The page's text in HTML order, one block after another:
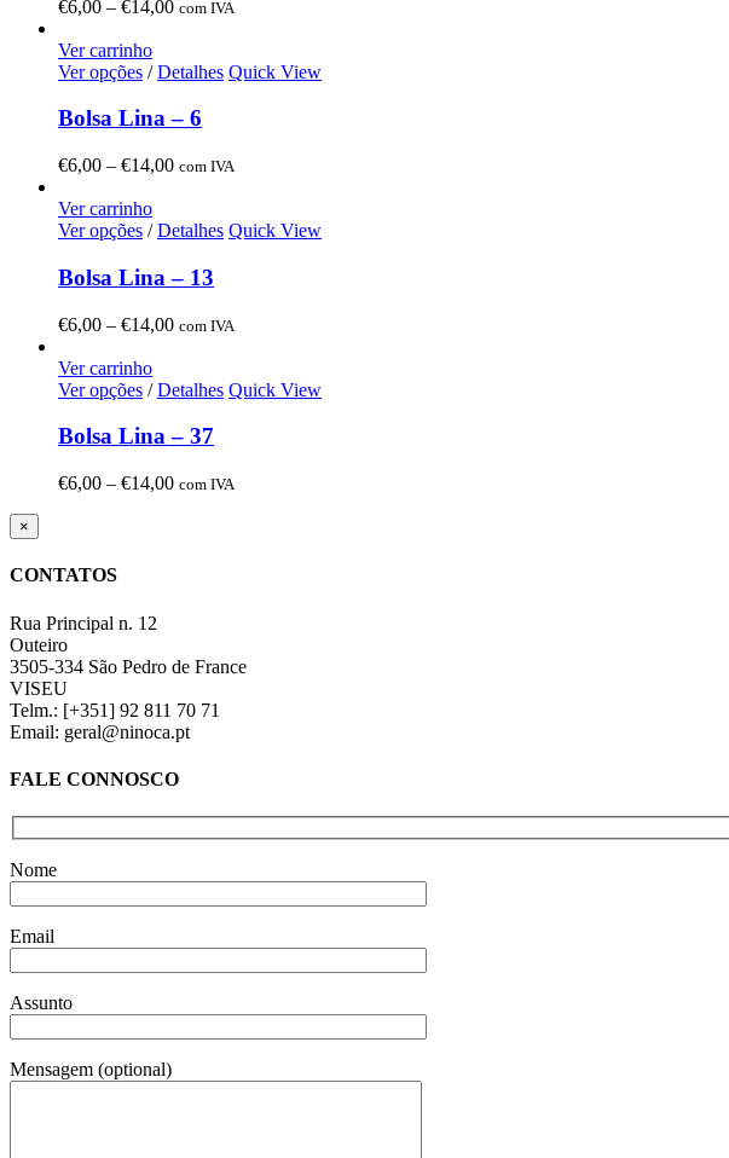
€6,00 – €14,00Price
through
com IVA
Ver carrinho
Ver opções / Detalhes Quick View
Bolsa Lina – 6
€6,00 – €14,00Price
through
com IVA
Ver carrinho
Ver opções / Detalhes Quick View
Bolsa Lina – 13
€6,00 – €14,00Price
through
com IVA
Ver carrinho
Ver opções / Detalhes Quick View
Bolsa Lina – 37
€6,00 – €14,00Price
com IVA
Close
product
view
×
CONTATOS
Rua Principal n. 12
Outeiro
3505-334 São Pedro de France
VISEU
Telm.: [+351] 92 811 70 71
Email: geral@ninoca.pt
FALE CONNOSCO
Nome
Email
Assunto
Mensagem (optional)